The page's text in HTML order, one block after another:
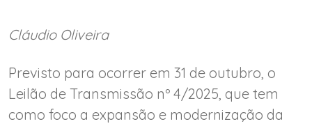
Cláudio Oliveira
Previsto para ocorrer em 31 de outubro, o
Leilão de Transmissão nº 4/2025, que tem
como foco a expansão e modernização da